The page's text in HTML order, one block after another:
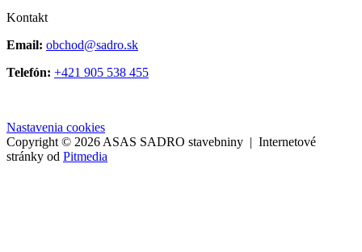
Kontakt
Email: obchod@sadro.sk
Telefón: +421 905 538 455
Nastavenia cookies
Copyright © 2026 ASAS SADRO stavebniny | Internetové
stránky od Pitmedia